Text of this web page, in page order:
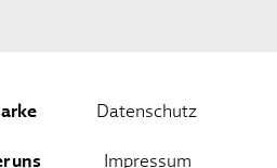
uns
Datenschutz
Impressum